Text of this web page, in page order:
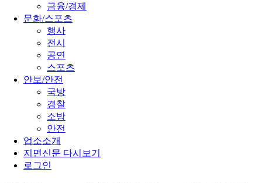
금융/경제
문화/스포츠
행사
전시
공연
스포츠
안보/안전
국방
경찰
소방
안전
업소소개
지면신문 다시보기
로그인